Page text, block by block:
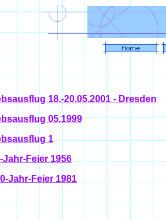
18.-20.05.2001 - Dresden
05.1999
1
Feier 1956
Jahr-Feier 1981